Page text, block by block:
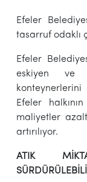
Efeler
tasarruf odaklı
Efeler
eskiyen ve
Efeler
maliyetler
artırılıyor.
ATIK